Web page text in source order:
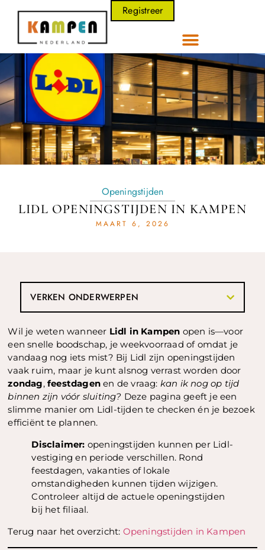
Registreer
Openingstijden
LIDL OPENINGSTIJDEN IN KAMPEN
MAART 6, 2026
Wil je weten wanneer Lidl in Kampen open is—voor
een snelle boodschap, je weekvoorraad of omdat je
vandaag nog iets mist? Bij Lidl zijn openingstijden
vaak ruim, maar je kunt alsnog verrast worden door
zondag,feestdagen en de vraag: kan ik nog op tijd
binnen zijn vóór sluiting? Deze pagina geeft je een
slimme manier om Lidl-tijden te checken én je bezoek
efficiënt te plannen.
Disclaimer: openingstijden kunnen per Lidl-
vestiging en periode verschillen. Rond
feestdagen, vakanties of lokale
omstandigheden kunnen tijden wijzigen.
Controleer altijd de actuele openingstijden
bij het filiaal.
Terug naar het overzicht: Openingstijden in Kampen
VERKEN ONDERWERPEN